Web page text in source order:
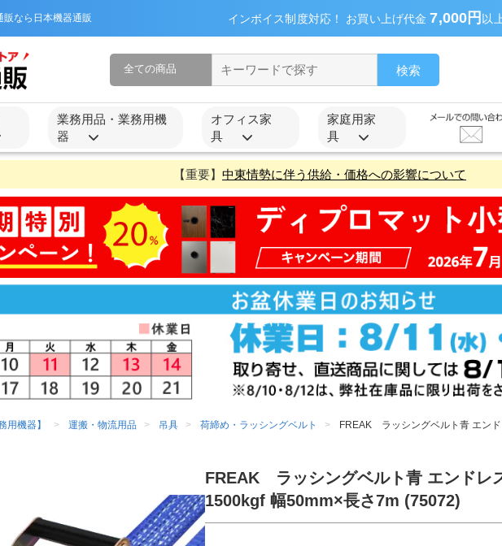
なら日本機器通販 インボイス制度対応！ お買い上げ代金7,000円 以
検索
業務用品・業務用機
器
オフィス家
具
家庭用家
具
【重要】 中東情勢に伴う供給・価格への影響について
用機器】 運搬・物流用品 吊具 荷締め・ラッシングベルト FREAK ラッシングベルト青 エン
FREAK ラッシングベルト青 エンドレ
1500kgf 幅50mm×長さ7m (75072)